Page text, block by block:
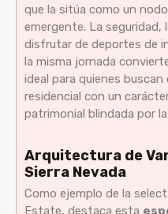
que la sitúa como un
emergente. La seguridad,
disfrutar de deportes de
la misma jornada
ideal para quienes
residencial con un
patrimonial blindada por
Arquitectura de
Sierra Nevada
Como ejemplo de la
Estate, destaca esta